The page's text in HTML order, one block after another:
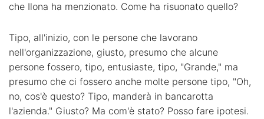
che Ilona ha menzionato. Come ha risuonato quello?
Tipo, all'inizio, con le persone che lavorano
nell'organizzazione, giusto, presumo che alcune
persone fossero, tipo, entusiaste, tipo, "Grande," ma
presumo che ci fossero anche molte persone tipo, "Oh,
no, cos'è questo? Tipo, manderà in bancarotta
l'azienda." Giusto? Ma com'è stato? Posso fare ipotesi.